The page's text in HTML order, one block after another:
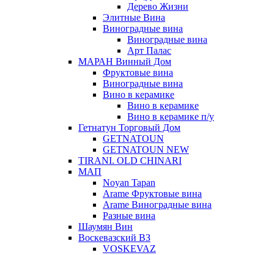
Дерево Жизни
Элитные Вина
Виноградные вина
Виноградные вина
Арт Палас
МАРАН Винный Дом
Фруктовые вина
Виноградные вина
Вино в керамике
Вино в керамике
Вино в керамике п/у
Гетнатун Торговый Дом
GETNATOUN
GETNATOUN NEW
TIRANI. OLD CHINARI
МАП
Noyan Tapan
Arame Фруктовые вина
Arame Виноградные вина
Разные вина
Шаумян Вин
Воскевазский ВЗ
VOSKEVAZ